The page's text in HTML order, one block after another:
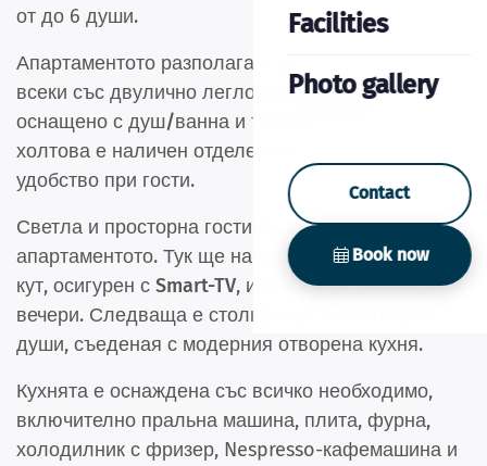
Facilities
Photo gallery
Contact
Book now
от до 6 души.
Апартаментото разполага с
всеки със двулично легло . Просторната бане е
оснащено с душ/ванна и тоалет, докато в
холтова е наличен отделен тоалет – за повече
удобство при гости.
Светла и просторна гостина стаяе сърцето на
апартаментото. Тук ще намерите уютен сиделен
кут, осигурен с Smart-TV, идеален за расслабени
вечери. Следваща е столна част с място за 6
души, съеденая с модерния отворена кухня.
Кухнята е оснаждена със всичко необходимо,
включително пральна машина, плита, фурна,
холодилник с фризер, Nespresso-кафемашина и